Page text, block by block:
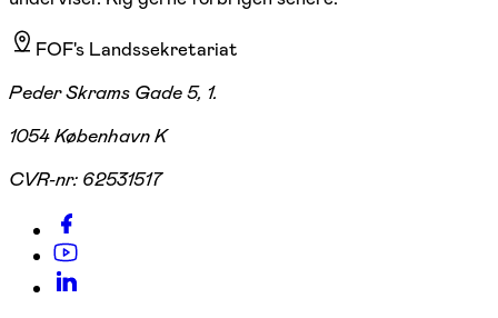
FOF's Landssekretariat
Peder Skrams Gade 5, 1.
1054 København K
CVR-nr: 62531517